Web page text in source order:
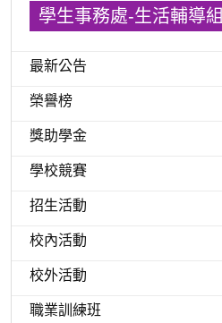
學生事務處-生活輔導組
最新公告
榮譽榜
獎助學金
學校競賽
招生活動
校內活動
校外活動
職業訓練班